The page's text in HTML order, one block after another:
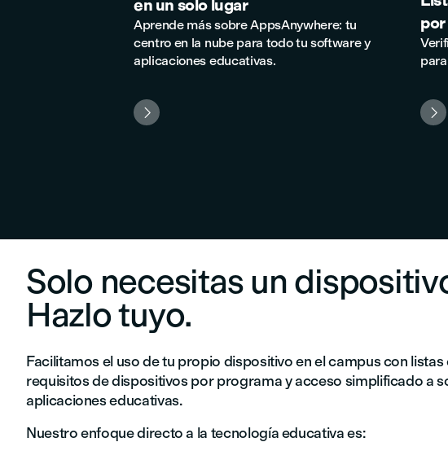
en un solo lugar
Aprende más sobre AppsAnywhere: tu
centro en la nube para todo tu software y
aplicaciones educativas.
 
Solo necesitas un
Hazlo tuyo.
Facilitamos el uso de tu propio dispositivo en el campus con listas
requisitos de dispositivos por programa y acceso simplificado a
aplicaciones educativas.
Nuestro enfoque directo a la tecnología educativa es: